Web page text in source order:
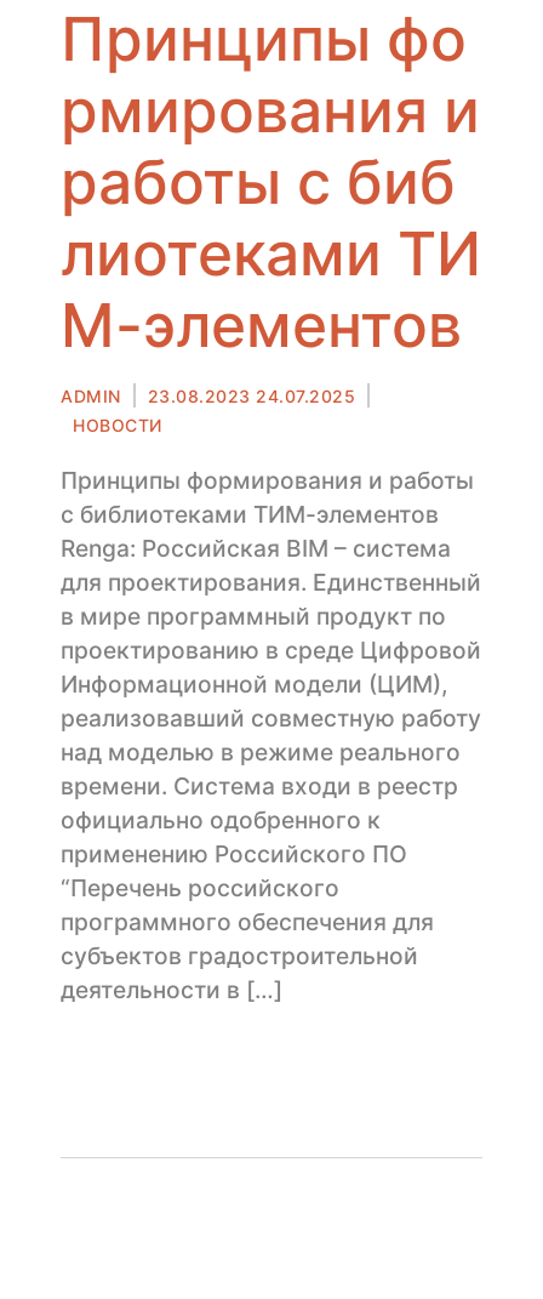
Принципы фо
рмирования и
работы с биб
лиотеками ТИ
М-элементов
Автор
ADMIN 23.08.2023 24.07.2025
НОВОСТИ
Принципы формирования и работы
с библиотеками ТИМ-элементов
Renga: Российская BIM – система
для проектирования. Единственный
в мире программный продукт по
проектированию в среде Цифровой
Информационной модели (ЦИМ),
реализовавший совместную работу
над моделью в режиме реального
времени. Система входи в реестр
официально одобренного к
применению Российского ПО
“Перечень российского
программного обеспечения для
субъектов градостроительной
деятельности в […]